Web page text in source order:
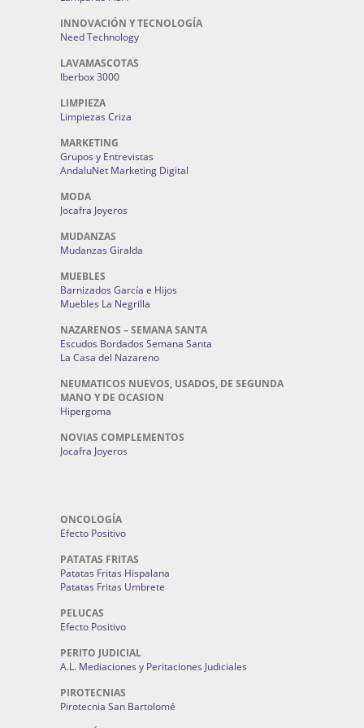
INNOVACIÓN Y TECNOLOGÍA
Need Technology
LAVAMASCOTAS
Iberbox 3000
LIMPIEZA
Limpiezas Criza
MARKETING
Grupos y Entrevistas
AndaluNet Marketing Digital
MODA
Jocafra Joyeros
MUDANZAS
Mudanzas Giralda
MUEBLES
Barnizados García e Hijos
Muebles La Negrilla
NAZARENOS – SEMANA SANTA
Escudos Bordados Semana Santa
La Casa del Nazareno
NEUMATICOS NUEVOS, USADOS, DE SEGUNDA
MANO Y DE OCASION
Hipergoma
NOVIAS COMPLEMENTOS
Jocafra Joyeros
ONCOLOGÍA
Efecto Positivo
PATATAS FRITAS
Patatas Fritas Hispalana
Patatas Fritas Umbrete
PELUCAS
Efecto Positivo
PERITO JUDICIAL
A.L. Mediaciones y Peritaciones Judiciales
PIROTECNIAS
Pirotecnia San Bartolomé